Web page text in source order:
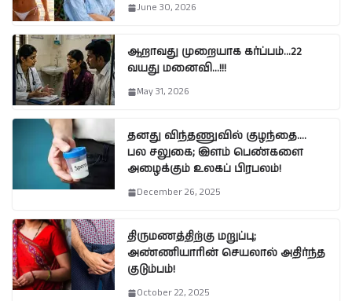
June 30, 2026
ஆறாவது முறையாக கர்ப்பம்…22
வயது மனைவி…!!!
May 31, 2026
தனது விந்தணுவில் குழந்தை….
பல சலுகை; இளம் பெண்களை
அழைக்கும் உலகப் பிரபலம்!
December 26, 2025
திருமணத்திற்கு மறுப்பு;
அண்ணியாரின் செயலால் அதிர்ந்த
குடும்பம்!
October 22, 2025